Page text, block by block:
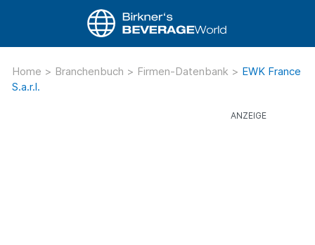
Home > Branchenbuch > Firmen-Datenbank > EWK France
S.a.r.l.